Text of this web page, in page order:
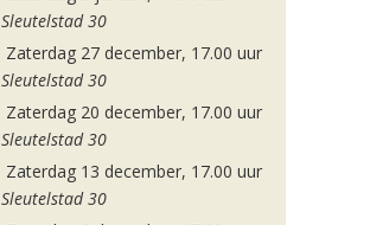
Sleutelstad 30
Zaterdag 27 december, 17.00 uur
Sleutelstad 30
Zaterdag 20 december, 17.00 uur
Sleutelstad 30
Zaterdag 13 december, 17.00 uur
Sleutelstad 30